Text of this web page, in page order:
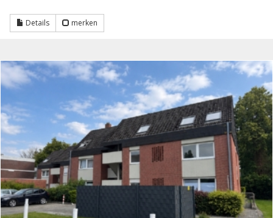
Details merken